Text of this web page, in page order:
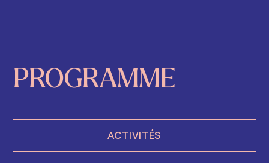
PROGRAMME
ACTIVITÉS